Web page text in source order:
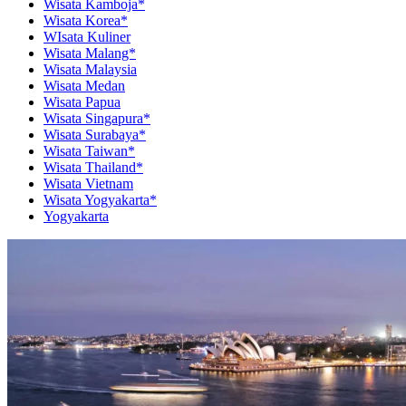
Wisata Kamboja*
Wisata Korea*
WIsata Kuliner
Wisata Malang*
Wisata Malaysia
Wisata Medan
Wisata Papua
Wisata Singapura*
Wisata Surabaya*
Wisata Taiwan*
Wisata Thailand*
Wisata Vietnam
Wisata Yogyakarta*
Yogyakarta